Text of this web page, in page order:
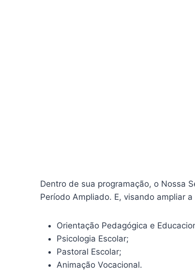
Dentro de sua programação, o Nossa
Período Ampliado. E, visando ampliar
Orientação Pedagógica e
Psicologia Escolar;
Pastoral Escolar;
Animação Vocacional.